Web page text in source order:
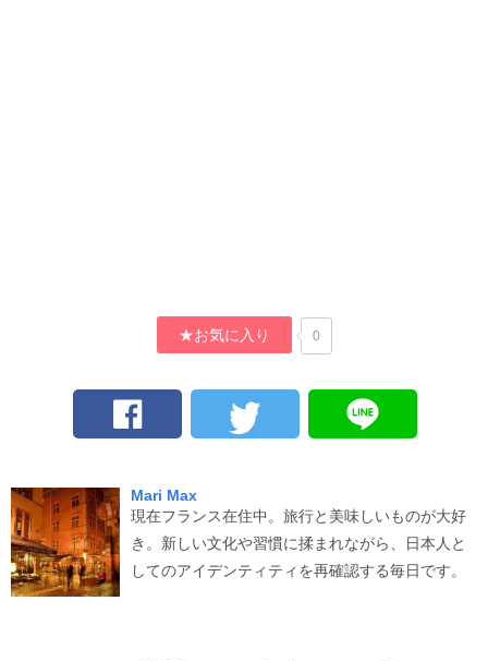
★お気に入り 0
Mari Max
現在フランス在住中。旅行と美味しいものが大好
き。新しい文化や習慣に揉まれながら、日本人と
してのアイデンティティを再確認する毎日です。